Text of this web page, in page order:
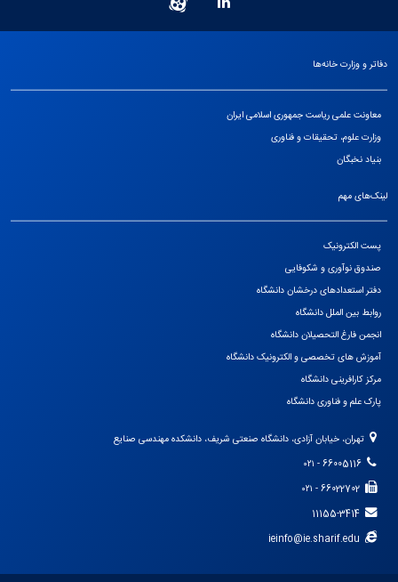
دفاتر و وزارت خانه‌ها
معاونت علمی ریاست جمهوری اسلامی ایران
وزارت علوم، تحقیقات و فناوری
بنیاد نخبگان
لینک‌های مهم
پست الکترونیک
صندوق نوآوری و شکوفایی
دفتر استعدادهای درخشان دانشگاه
روابط بین الملل دانشگاه
انجمن فارغ التحصیلان دانشگاه
آموزش های تخصصی و الکترونیک دانشگاه
مرکز کارافرینی دانشگاه
پارک علم و فناوری دانشگاه
تهران، خیابان آزادی، دانشگاه صنعتی شریف، دانشکده مهندسی صنایع